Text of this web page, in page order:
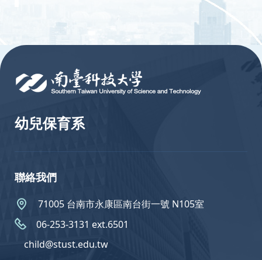
幼兒保育系
聯絡我們
71005 台南市永康區南台街一號 N105室
06-253-3131 ext.6501
child@stust.edu.tw